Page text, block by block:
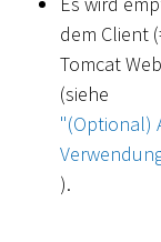
dem Client
Tomcat
(siehe
"(Optional)
).